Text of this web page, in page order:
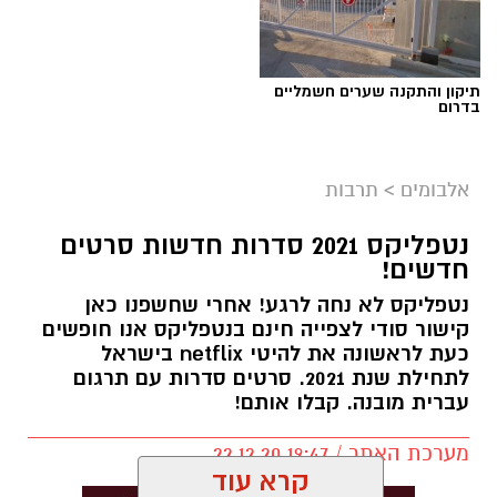
עלילת ההצגה מציגה את סיפורה של לכלוכית
מזווית שטרם נראתה: נערה צעירה החולמת
להשתחרר מכבלי העבדות בביתה ולזכות לרגע של
חופש ואהבה. בעזרת אמונה, תקווה וכמובן הפיה
ונעלי זכוכית.
המופעים יתקיימו בתאריכים:
• 11.10 בצוותא, שבת, 10:00
• 25.10 בצוותא, שבת, 10:00
• 8.11 בצוותא, שבת, 10:00
• 22.11 במוזיאון תל אביב, שבת, 10:00
במרץ יעלו ההצגות: שרלוק הולמס, זהבה ושלושת
הדובים, בגן של ביאליק, מולאן, אי המטמון, מלך
סיאם, רובין הוד והודיני.
תיקון והתקנה שערים חשמליים
בדרום
אלבומים > תרבות
נטפליקס 2021 סדרות חדשות סרטים
חדשים!
נטפליקס לא נחה לרגע! אחרי שחשפנו כאן
קישור סודי לצפייה חינם בנטפליקס אנו חופשים
כעת לראשונה את להיטי netflix בישראל
לתחילת שנת 2021. סרטים סדרות עם תרגום
עברית מובנה. קבלו אותם!
מערכת האתר / 19:47 22.12.20
קרא עוד